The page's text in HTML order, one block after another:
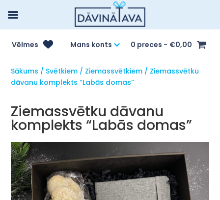
Vēlmes Mans konts 0 preces €0,00
Sākums / Svētkiem / Ziemassvētkiem / Ziemassvētku
dāvanu komplekts “Labās domas”
Ziemassvētku dāvanu
komplekts “Labās domas”